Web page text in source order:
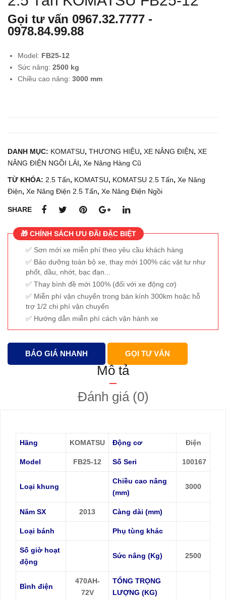
Gọi tư vấn 0967.32.7777 -
0978.84.99.88
Model: FB25-12
Sức nâng: 2500 kg
Chiều cao nâng: 3000 mm
DANH MỤC: KOMATSU, THƯƠNG HIỆU, XE NÂNG ĐIỆN, XE
NÂNG ĐIỆN NGỒI LÁI, Xe Nâng Hàng Cũ
TỪ KHÓA: 2.5 Tấn, KOMATSU, KOMATSU 2.5 Tấn, Xe Nâng
Điện, Xe Nâng Điện 2.5 Tấn, Xe Nâng Điện Ngồi
SHARE
🎁 CHÍNH SÁCH ƯU ĐÃI ĐẶC BIỆT
Sơn mới xe miễn phí theo yêu cầu khách hàng
Bảo dưỡng toàn bộ xe, thay mới 100% các vật tư như
phốt, dầu, nhớt, bạc đạn...
Thay bình đề mới 100% (đối với xe động cơ)
Miễn phí vận chuyển trong bán kính 300km hoặc hỗ
trợ 1/2 chi phí vận chuyển
Hướng dẫn miễn phí cách vận hành xe
BÁO GIÁ NHANH GỌI TƯ VẤN
Mô tả
Đánh giá (0)
Hãng KOMATSU Động cơ Điện
Model FB25-12 Số Seri 100167
Loại khung
Chiều cao nâng
(mm)
3000
Năm SX 2013 Càng dài (mm)
Loại bánh Phụ tùng khác
Số giờ hoạt
động
Sức nâng (Kg) 2500
Bình điện
470AH-
72V
TỔNG TRỌNG
LƯỢNG (KG)